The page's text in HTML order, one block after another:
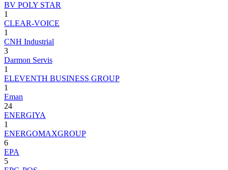
BV POLY STAR
1
CLEAR-VOICE
1
CNH Industrial
3
Darmon Servis
1
ELEVENTH BUSINESS GROUP
1
Eman
24
ENERGIYA
1
ENERGOMAXGROUP
6
EPA
5